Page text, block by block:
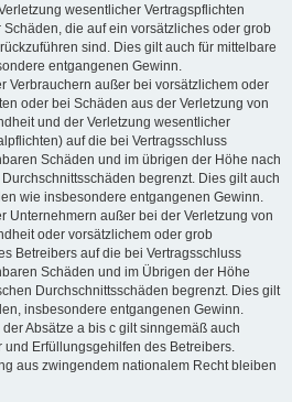
wesentlicher Vertragspflichten
die auf ein vorsätzliches oder grob
sind. Dies gilt auch für mittelbare
entgangenen Gewinn.
Verbrauchern außer bei vorsätzlichem oder
oder bei Schäden aus der Verletzung von
und der Verletzung wesentlicher
auf die bei Vertragsschluss
Schäden und im übrigen der Höhe nach
begrenzt. Dies gilt auch
wie insbesondere entgangenen Gewinn.
Unternehmern außer bei der Verletzung von
oder vorsätzlichem oder grob
Betreibers auf die bei Vertragsschluss
Schäden und im Übrigen der Höhe
Durchschnittsschäden begrenzt. Dies gilt
insbesondere entgangenen Gewinn.
Absätze a bis c gilt sinngemäß auch
und Erfüllungsgehilfen des Betreibers.
aus zwingendem nationalem Recht bleiben